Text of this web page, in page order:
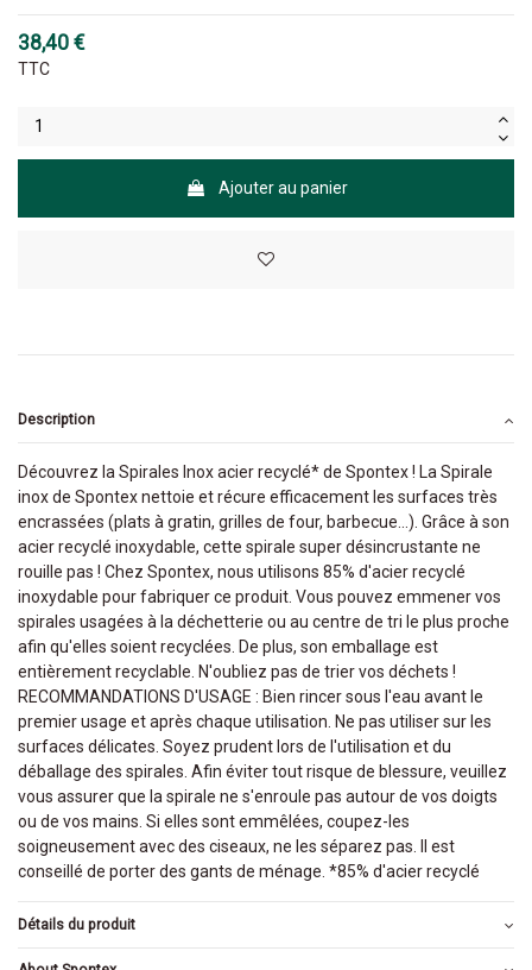
38,40 €
TTC
Ajouter au panier
Description
Découvrez la Spirales Inox acier recyclé* de Spontex ! La Spirale
inox de Spontex nettoie et récure efficacement les surfaces très
encrassées (plats à gratin, grilles de four, barbecue...). Grâce à son
acier recyclé inoxydable, cette spirale super désincrustante ne
rouille pas ! Chez Spontex, nous utilisons 85% d'acier recyclé
inoxydable pour fabriquer ce produit. Vous pouvez emmener vos
spirales usagées à la déchetterie ou au centre de tri le plus proche
afin qu'elles soient recyclées. De plus, son emballage est
entièrement recyclable. N'oubliez pas de trier vos déchets !
RECOMMANDATIONS D'USAGE : Bien rincer sous l'eau avant le
premier usage et après chaque utilisation. Ne pas utiliser sur les
surfaces délicates. Soyez prudent lors de l'utilisation et du
déballage des spirales. Afin éviter tout risque de blessure, veuillez
vous assurer que la spirale ne s'enroule pas autour de vos doigts
ou de vos mains. Si elles sont emmêlées, coupez-les
soigneusement avec des ciseaux, ne les séparez pas. Il est
conseillé de porter des gants de ménage. *85% d'acier recyclé
Détails du produit